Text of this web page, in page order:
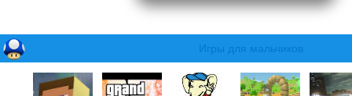
Игры для мальчиков